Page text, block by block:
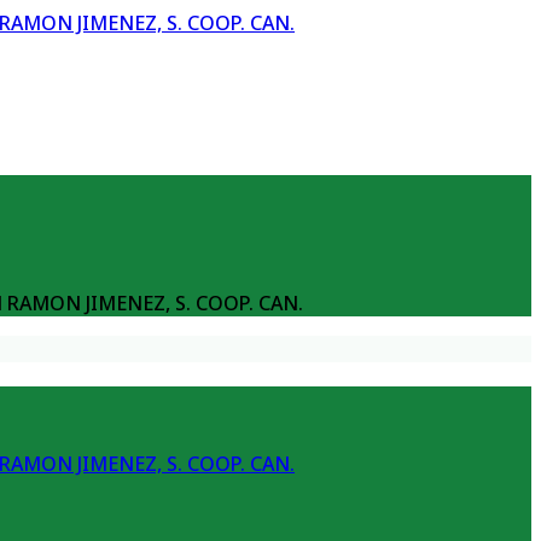
JIMENEZ, S. COOP. CAN.
JIMENEZ, S. COOP. CAN.
JIMENEZ, S. COOP. CAN.